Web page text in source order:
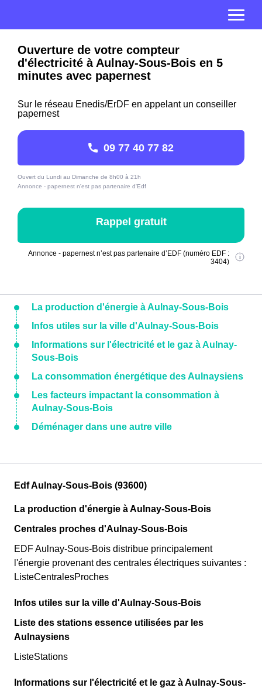
Ouverture de votre compteur
d'électricité à Aulnay-Sous-Bois en 5
minutes avec papernest
Sur le réseau Enedis/ErDF en appelant un conseiller
papernest
09 77 40 77 82
Ouvert du Lundi au Dimanche de 8h00 à 21h
Annonce - papernest n'est pas partenaire d'Edf
Rappel gratuit
Annonce - papernest n’est pas partenaire d’EDF (numéro EDF :
3404)
La production d'énergie à Aulnay-Sous-Bois
Infos utiles sur la ville d'Aulnay-Sous-Bois
Informations sur l'électricité et le gaz à Aulnay-
Sous-Bois
La consommation énergétique des Aulnaysiens
Les facteurs impactant la consommation à
Aulnay-Sous-Bois
Déménager dans une autre ville
Edf Aulnay-Sous-Bois (93600)
La production d'énergie à Aulnay-Sous-Bois
Centrales proches d'Aulnay-Sous-Bois
EDF Aulnay-Sous-Bois distribue principalement
l'énergie provenant des centrales électriques suivantes :
ListeCentralesProches
Infos utiles sur la ville d'Aulnay-Sous-Bois
Liste des stations essence utilisées par les
Aulnaysiens
ListeStations
Informations sur l'électricité et le gaz à Aulnay-Sous-